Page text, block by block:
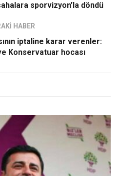
sporvizyon’la döndü
HABER
iptaline karar verenler:
Konservatuar hocası